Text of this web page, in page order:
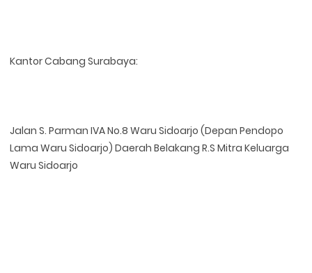
Kantor Cabang Surabaya:
Jalan S. Parman IVA No.8 Waru Sidoarjo (Depan Pendopo
Lama Waru Sidoarjo) Daerah Belakang R.S Mitra Keluarga
Waru Sidoarjo